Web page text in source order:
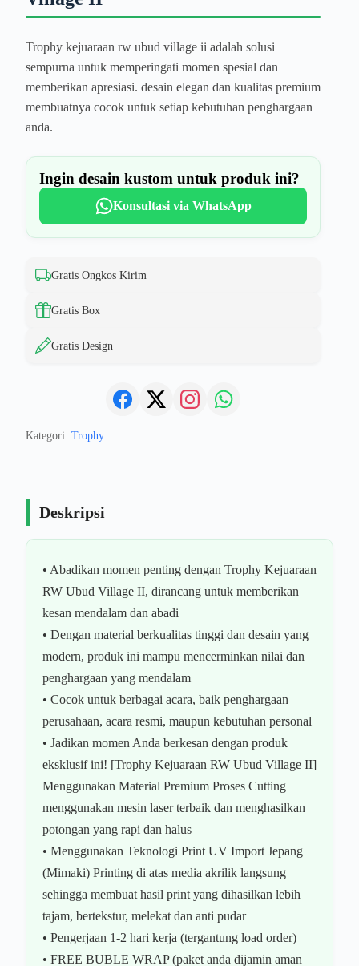
Trophy kejuaraan rw ubud village ii adalah solusi
sempurna untuk memperingati momen spesial dan
memberikan apresiasi. desain elegan dan kualitas premium
membuatnya cocok untuk setiap kebutuhan penghargaan
anda.
Ingin desain kustom untuk produk ini?
Konsultasi via WhatsApp
Gratis Ongkos Kirim
Gratis Box
Gratis Design
Kategori: Trophy
Deskripsi
• Abadikan momen penting dengan Trophy Kejuaraan
RW Ubud Village II, dirancang untuk memberikan
kesan mendalam dan abadi
• Dengan material berkualitas tinggi dan desain yang
modern, produk ini mampu mencerminkan nilai dan
penghargaan yang mendalam
• Cocok untuk berbagai acara, baik penghargaan
perusahaan, acara resmi, maupun kebutuhan personal
• Jadikan momen Anda berkesan dengan produk
eksklusif ini! [Trophy Kejuaraan RW Ubud Village II]
Menggunakan Material Premium Proses Cutting
menggunakan mesin laser terbaik dan menghasilkan
potongan yang rapi dan halus
• Menggunakan Teknologi Print UV Import Jepang
(Mimaki) Printing di atas media akrilik langsung
sehingga membuat hasil print yang dihasilkan lebih
tajam, bertekstur, melekat dan anti pudar
• Pengerjaan 1-2 hari kerja (tergantung load order)
• FREE BUBLE WRAP (paket anda dijamin aman